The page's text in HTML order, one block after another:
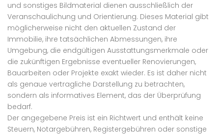
und sonstiges Bildmaterial dienen ausschließlich der
Veranschaulichung und Orientierung. Dieses Material gibt
möglicherweise nicht den aktuellen Zustand der
Immobilie, ihre tatsächlichen Abmessungen, ihre
Umgebung, die endgültigen Ausstattungsmerkmale oder
die zukünftigen Ergebnisse eventueller Renovierungen,
Bauarbeiten oder Projekte exakt wieder. Es ist daher nicht
als genaue vertragliche Darstellung zu betrachten,
sondern als informatives Element, das der Überprüfung
bedarf.
Der angegebene Preis ist ein Richtwert und enthält keine
Steuern, Notargebühren, Registergebühren oder sonstige